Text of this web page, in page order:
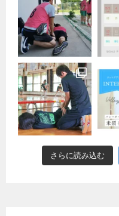
さらに読み込む